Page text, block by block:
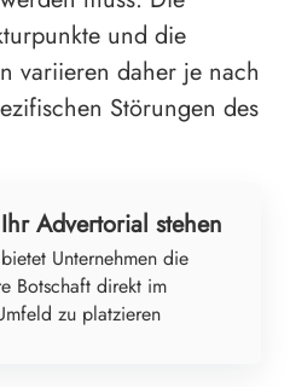
und die
variieren daher je nach
Störungen des
Advertorial stehen
Unternehmen die
Botschaft direkt im
zu platzieren